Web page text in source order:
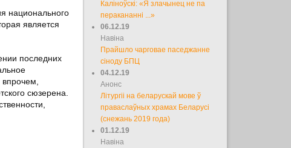
национального
является
последних
сюзерена.
Каліноўскі: «Я злачынец не па
перакананні ...»
06.12.19
Навіна
Прайшло чарговае паседжанне
сіноду БПЦ
04.12.19
Анонс
Літургіі на беларускай мове ў
праваслаўных храмах Беларусі
(снежань 2019 года)
01.12.19
Навіна